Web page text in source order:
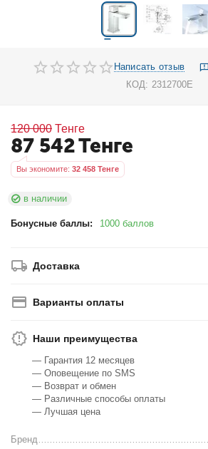
Написать отзыв
КОД: 2312700E
120 000 Тенге
87 542Тенге
Вы экономите: 32 458 Тенге
в наличии
Бонусные баллы: 1000 баллов
Доставка
Варианты оплаты
Наши преимущества
— Гарантия 12 месяцев
— Оповещение по SMS
— Возврат и обмен
— Различные способы оплаты
— Лучшая цена
Бренд